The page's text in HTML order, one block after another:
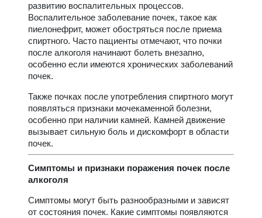
развитию воспалительных процессов.
Воспалительное заболевание почек, такое как
пиелонефрит, может обостряться после приема
спиртного. Часто пациенты отмечают, что почки
после алкоголя начинают болеть внезапно,
особенно если имеются хронических заболеваний
почек.
Также почках после употребления спиртного могут
появляться признаки мочекаменной болезни,
особенно при наличии камней. Камней движение
вызывает сильную боль и дискомфорт в области
почек.
Симптомы и признаки поражения почек после
алкоголя
Симптомы могут быть разнообразными и зависят
от состояния почек. Какие симптомы появляются